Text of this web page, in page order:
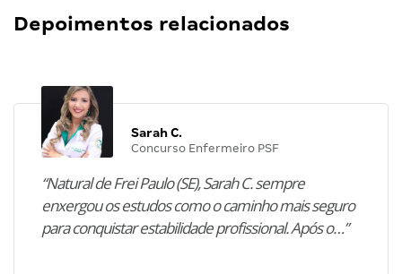
Depoimentos relacionados
Sarah C.
Concurso Enfermeiro PSF
“Natural de Frei Paulo (SE), Sarah C. sempre
enxergou os estudos como o caminho mais seguro
para conquistar estabilidade profissional. Após o…”